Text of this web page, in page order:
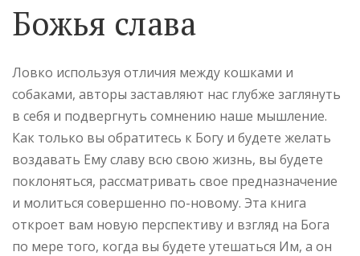
Божья слава
Ловко используя отличия между кошками и
собаками, авторы заставляют нас глубже заглянуть
в себя и подвергнуть сомнению наше мышление.
Как только вы обратитесь к Богу и будете желать
воздавать Ему славу всю свою жизнь, вы будете
поклоняться, рассматривать свое предназначение
и молиться совершенно по-новому. Эта книга
откроет вам новую перспективу и взгляд на Бога
по мере того, когда вы будете утешаться Им, а он